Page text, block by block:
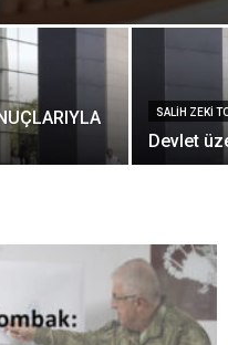
SALIH ZEKI
Devlet